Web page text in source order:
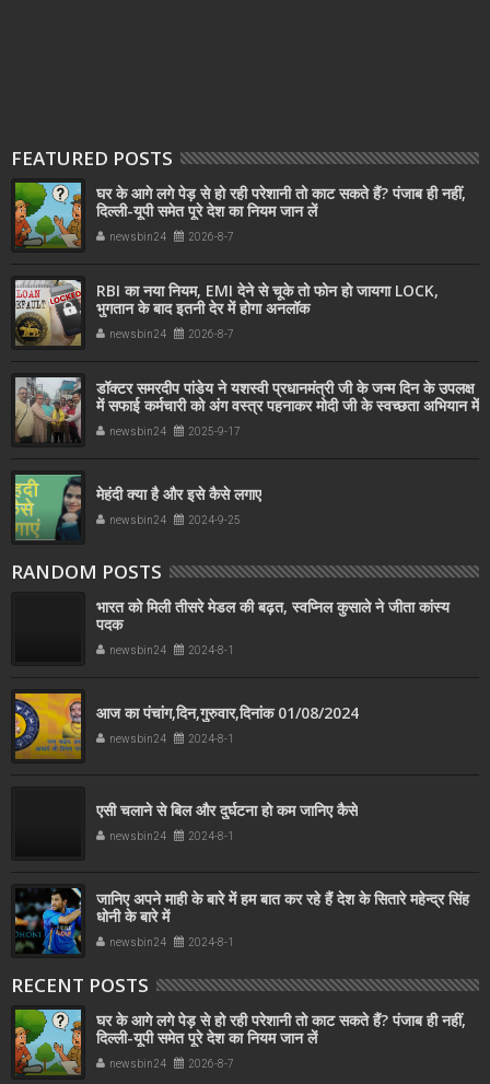
FEATURED POSTS
घर के आगे लगे पेड़ से हो रही परेशानी तो काट सकते हैं? पंजाब ही नहीं,
दिल्‍ली-यूपी समेत पूरे देश का नियम जान लें
newsbin24 2026-8-7
RBI का नया नियम, EMI देने से चूके तो फोन हो जायगा LOCK,
भुगतान के बाद इतनी देर में होगा अनलॉक
newsbin24 2026-8-7
डॉक्टर समरदीप पांडेय ने यशस्वी प्रधानमंत्री जी के जन्म दिन के उपलक्ष
में सफाई कर्मचारी को अंग वस्त्र पहनाकर मोदी जी के स्वच्छता अभियान में
सहयोग किया
newsbin24 2025-9-17
मेहंदी क्या है और इसे कैसे लगाए
newsbin24 2024-9-25
RANDOM POSTS
भारत को मिली तीसरे मेडल की बढ़त, स्वप्निल कुसाले ने जीता कांस्य
पदक
newsbin24 2024-8-1
आज का पंचांग,दिन,गुरुवार,दिनांक 01/08/2024
newsbin24 2024-8-1
एसी चलाने से बिल और दुर्घटना हो कम जानिए कैसे
newsbin24 2024-8-1
जानिए अपने माही के बारे में हम बात कर रहे हैं देश के सितारे महेन्द्र सिंह
धोनी के बारे में
newsbin24 2024-8-1
RECENT POSTS
घर के आगे लगे पेड़ से हो रही परेशानी तो काट सकते हैं? पंजाब ही नहीं,
दिल्‍ली-यूपी समेत पूरे देश का नियम जान लें
newsbin24 2026-8-7